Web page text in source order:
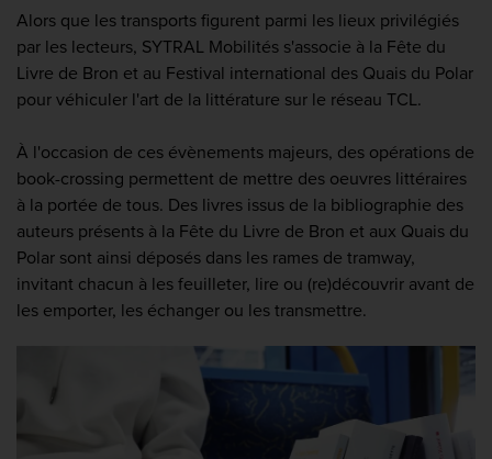
Alors que les transports figurent parmi les lieux privilégiés
par les lecteurs, SYTRAL Mobilités s'associe à la Fête du
Livre de Bron et au Festival international des Quais du Polar
pour véhiculer l'art de la littérature sur le réseau TCL.
À l'occasion de ces évènements majeurs, des opérations de
book-crossing permettent de mettre des oeuvres littéraires
à la portée de tous. Des livres issus de la bibliographie des
auteurs présents à la Fête du Livre de Bron et aux Quais du
Polar sont ainsi déposés dans les rames de tramway,
invitant chacun à les feuilleter, lire ou (re)découvrir avant de
les emporter, les échanger ou les transmettre.